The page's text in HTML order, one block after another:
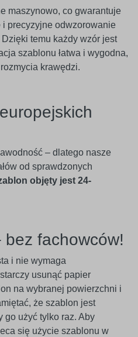
maszynowo, co gwarantuje
i precyzyjne odwzorowanie
temu każdy wzór jest
szablonu łatwa i wygodna,
krawędzi.
– dlatego nasze
od sprawdzonych
objęty jest 24-
fachowców!
i nie wymaga
usunąć papier
na wybranej powierzchni i
że szablon jest
go użyć tylko raz. Aby
się użycie szablonu w